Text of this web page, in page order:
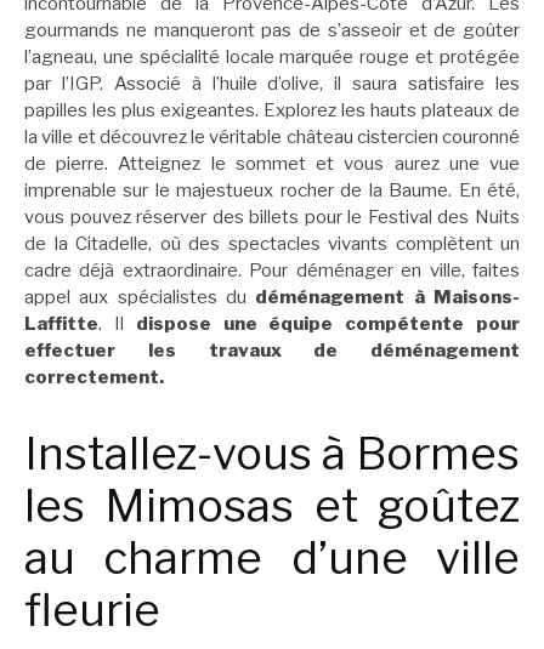
gourmands ne manqueront pas de s’asseoir et de goûter
l’agneau, une spécialité locale marquée rouge et protégée
par l’IGP. Associé à l’huile d’olive, il saura satisfaire les
papilles les plus exigeantes. Explorez les hauts plateaux de
la ville et découvrez le véritable château cistercien couronné
de pierre. Atteignez le sommet et vous aurez une vue
imprenable sur le majestueux rocher de la Baume. En été,
vous pouvez réserver des billets pour le Festival des Nuits
de la Citadelle, où des spectacles vivants complètent un
cadre déjà extraordinaire. Pour déménager en ville, faites
appel aux spécialistes du déménagement à Maisons-
Laffitte. Il dispose une équipe compétente pour
effectuer les travaux de déménagement
correctement.
Installez-vous à Bormes
les Mimosas et goûtez
au charme d’une ville
fleurie